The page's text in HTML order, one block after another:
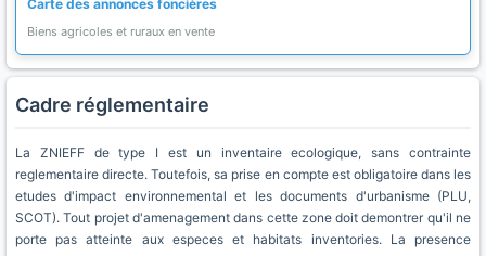
Carte des annonces foncières
Biens agricoles et ruraux en vente
Cadre réglementaire
La ZNIEFF de type I est un inventaire ecologique, sans contrainte
reglementaire directe. Toutefois, sa prise en compte est obligatoire dans les
etudes d'impact environnemental et les documents d'urbanisme (PLU,
SCOT). Tout projet d'amenagement dans cette zone doit demontrer qu'il ne
porte pas atteinte aux especes et habitats inventories. La presence